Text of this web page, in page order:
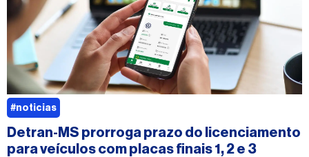
Detran-MS prorroga prazo do licenciamento
para veículos com placas finais 1, 2 e 3
#noticias